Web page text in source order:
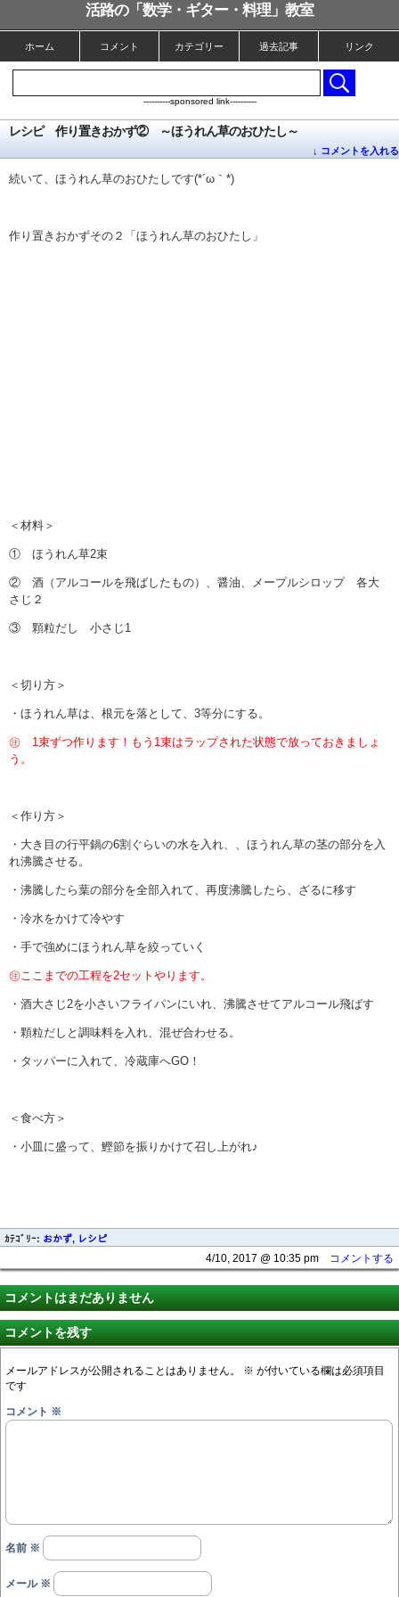
活路の「数学・ギター・料理」教室
ホーム コメント カテゴリー 過去記事 リンク
----------sponsored link----------
レシピ 作り置きおかず② ～ほうれん草のおひたし～
↓ コメントを入れる
続いて、ほうれん草のおひたしです(*´ω｀*)
作り置きおかずその２「ほうれん草のおひたし」
＜材料＞
① ほうれん草2束
② 酒（アルコールを飛ばしたもの）、醤油、メープルシロップ 各大
さじ２
③ 顆粒だし 小さじ1
＜切り方＞
・ほうれん草は、根元を落として、3等分にする。
㊟ 1束ずつ作ります！もう1束はラップされた状態で放っておきましょ
う。
＜作り方＞
・大き目の行平鍋の6割ぐらいの水を入れ、、ほうれん草の茎の部分を入
れ沸騰させる。
・沸騰したら葉の部分を全部入れて、再度沸騰したら、ざるに移す
・冷水をかけて冷やす
・手で強めにほうれん草を絞っていく
㊟ここまでの工程を2セットやります。
・酒大さじ2を小さいフライパンにいれ、沸騰させてアルコール飛ばす
・顆粒だしと調味料を入れ、混ぜ合わせる。
・タッパーに入れて、冷蔵庫へGO！
＜食べ方＞
・小皿に盛って、鰹節を振りかけて召し上がれ♪
ｶﾃｺﾞﾘｰ: おかず, レシピ
4/10, 2017 @ 10:35 pm コメントする
コメントはまだありません
コメントを残す
メールアドレスが公開されることはありません。 ※ が付いている欄は必須項目
です
コメント ※
名前 ※
メール ※